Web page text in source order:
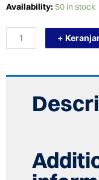
Availability: 50 in stock
TERMURAH
OR-
METERAN
+